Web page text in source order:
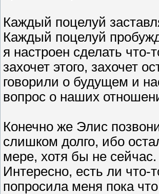
Каждый поцелуй
Каждый поцелуй
я настроен сделать
захочет этого, захочет
говорили о будущем и
вопрос о наших
Конечно же Элис
слишком долго, ибо
мере, хотя бы не
Интересно, есть ли что-
попросила меня пока